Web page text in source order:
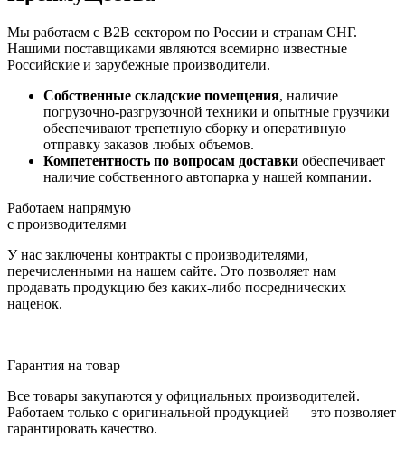
Мы работаем с B2B сектором по России и странам СНГ.
Нашими поставщиками являются всемирно известные
Российские и зарубежные производители.
Собственные складские помещения, наличие
погрузочно-разгрузочной техники и опытные грузчики
обеспечивают трепетную сборку и оперативную
отправку заказов любых объемов.
Компетентность по вопросам доставки обеспечивает
наличие собственного автопарка у нашей компании.
Работаем напрямую
с производителями
У нас заключены контракты с производителями,
перечисленными на нашем сайте. Это позволяет нам
продавать продукцию без каких-либо посреднических
наценок.
Гарантия на товар
Все товары закупаются у официальных производителей.
Работаем только с оригинальной продукцией — это позволяет
гарантировать качество.